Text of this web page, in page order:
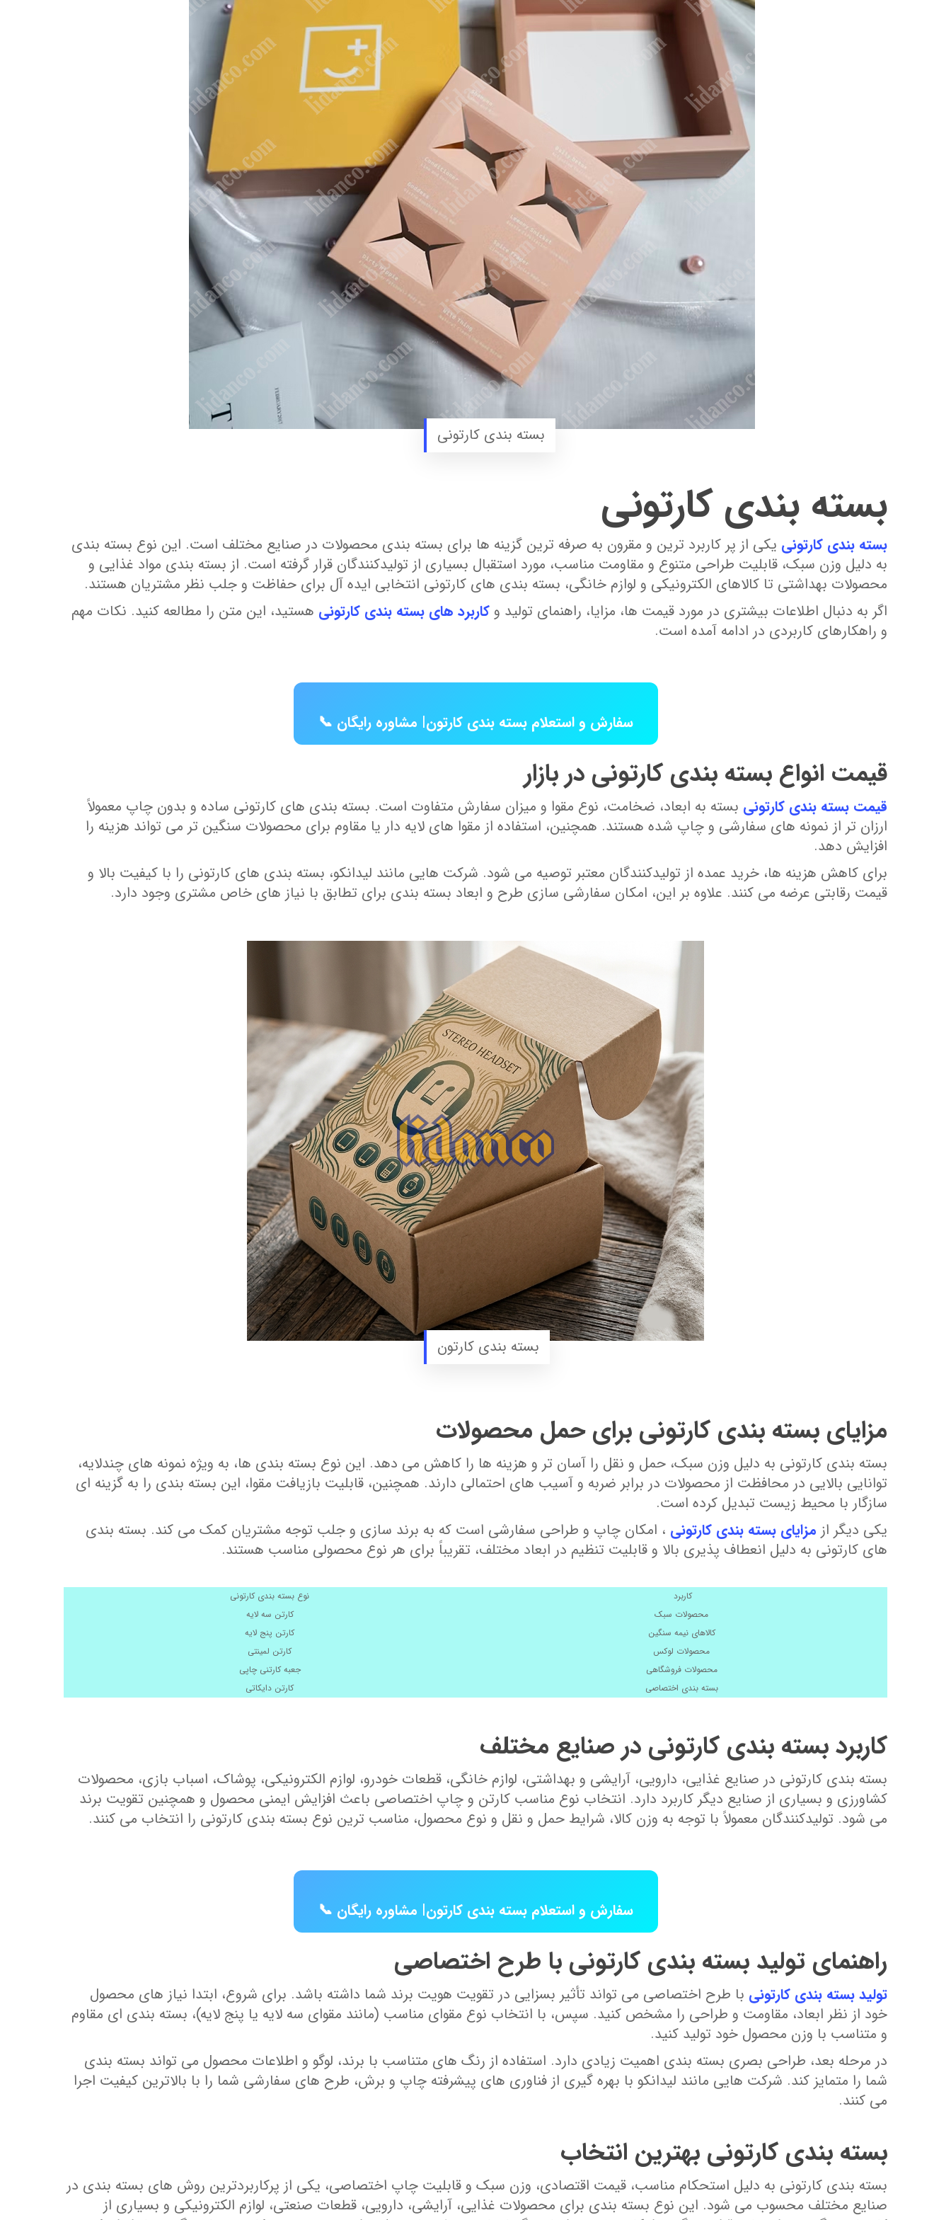
بسته بندی کارتونی
بسته‌ بندی کارتونی
بسته‌ بندی کارتونی یکی از پر کاربرد ترین و مقرون‌ به‌ صرفه‌ ترین گزینه‌ ها برای بسته‌ بندی محصولات در صنایع مختلف است. این نوع بسته‌ بندی
به دلیل وزن سبک، قابلیت طراحی متنوع و مقاومت مناسب، مورد استقبال بسیاری از تولیدکنندگان قرار گرفته است. از بسته‌ بندی مواد غذایی و
محصولات بهداشتی تا کالاهای الکترونیکی و لوازم خانگی، بسته‌ بندی‌ های کارتونی انتخابی ایده آل برای حفاظت و جلب نظر مشتریان هستند.
اگر به دنبال اطلاعات بیشتری در مورد قیمت‌ ها، مزایا، راهنمای تولید و کاربرد های بسته‌ بندی کارتونی هستید، این متن را مطالعه کنید. نکات مهم
و راهکارهای کاربردی در ادامه آمده است.
📞 سفارش و استعلام بسته بندی کارتون| مشاوره رایگان
قیمت انواع بسته‌ بندی کارتونی در بازار
قیمت بسته‌ بندی‌ کارتونی بسته به ابعاد، ضخامت، نوع مقوا و میزان سفارش متفاوت است. بسته‌ بندی‌ های کارتونی ساده و بدون چاپ معمولاً
ارزان‌ تر از نمونه‌ های سفارشی و چاپ ‌شده هستند. همچنین، استفاده از مقوا های لایه‌ دار یا مقاوم برای محصولات سنگین‌ تر می‌ تواند هزینه را
افزایش دهد.
برای کاهش هزینه‌ ها، خرید عمده از تولیدکنندگان معتبر توصیه می‌ شود. شرکت‌ هایی مانند لیدانکو، بسته‌ بندی‌ های کارتونی را با کیفیت بالا و
قیمت رقابتی عرضه می‌ کنند. علاوه بر این، امکان سفارشی ‌سازی طرح و ابعاد بسته‌ بندی برای تطابق با نیاز های خاص مشتری وجود دارد.
بسته بندی کارتون
مزایای بسته‌ بندی کارتونی برای حمل محصولات
بسته‌ بندی کارتونی به دلیل وزن سبک، حمل و نقل را آسان‌ تر و هزینه‌ ها را کاهش می‌ دهد. این نوع بسته‌ بندی‌ ها، به ویژه نمونه‌ های چندلایه،
توانایی بالایی در محافظت از محصولات در برابر ضربه و آسیب‌ های احتمالی دارند. همچنین، قابلیت بازیافت مقوا، این بسته‌ بندی را به گزینه‌ ای
سازگار با محیط‌ زیست تبدیل کرده است.
یکی دیگر از مزایای بسته‌ بندی کارتونی ، امکان چاپ و طراحی سفارشی است که به برند سازی و جلب توجه مشتریان کمک می‌ کند. بسته‌ بندی‌
های کارتونی به دلیل انعطاف ‌پذیری بالا و قابلیت تنظیم در ابعاد مختلف، تقریباً برای هر نوع محصولی مناسب هستند.
نوع بسته بندی کارتونی
کاربرد
کارتن سه لایه
محصولات سبک
کارتن پنج لایه
کالاهای نیمه سنگین
کارتن لمینتی
محصولات لوکس
جعبه کارتنی چاپی
محصولات فروشگاهی
کارتن دایکاتی
بسته بندی اختصاصی
کاربرد بسته بندی کارتونی در صنایع مختلف
بسته بندی کارتونی در صنایع غذایی، دارویی، آرایشی و بهداشتی، لوازم خانگی، قطعات خودرو، لوازم الکترونیکی، پوشاک، اسباب بازی، محصولات
کشاورزی و بسیاری از صنایع دیگر کاربرد دارد. انتخاب نوع مناسب کارتن و چاپ اختصاصی باعث افزایش ایمنی محصول و همچنین تقویت برند
می شود. تولیدکنندگان معمولاً با توجه به وزن کالا، شرایط حمل و نقل و نوع محصول، مناسب ترین نوع بسته بندی کارتونی را انتخاب می کنند.
📞 سفارش و استعلام بسته بندی کارتون| مشاوره رایگان
راهنمای تولید بسته‌ بندی کارتونی با طرح اختصاصی
تولید بسته‌ بندی کارتونی با طرح اختصاصی می‌ تواند تأثیر بسزایی در تقویت هویت برند شما داشته باشد. برای شروع، ابتدا نیاز های محصول
خود از نظر ابعاد، مقاومت و طراحی را مشخص کنید. سپس، با انتخاب نوع مقوای مناسب (مانند مقوای سه ‌لایه یا پنج ‌لایه)، بسته‌ بندی ‌ای مقاوم
و متناسب با وزن محصول خود تولید کنید.
در مرحله بعد، طراحی بصری بسته‌ بندی اهمیت زیادی دارد. استفاده از رنگ‌ های متناسب با برند، لوگو و اطلاعات محصول می‌ تواند بسته‌ بندی
شما را متمایز کند. شرکت‌ هایی مانند لیدانکو با بهره‌ گیری از فناوری‌ های پیشرفته چاپ و برش، طرح‌ های سفارشی شما را با بالاترین کیفیت اجرا
می‌ کنند.
بسته بندی کارتونی بهترین انتخاب
بسته بندی کارتونی به دلیل استحکام مناسب، قیمت اقتصادی، وزن سبک و قابلیت چاپ اختصاصی، یکی از پرکاربردترین روش های بسته بندی در
صنایع مختلف محسوب می شود. این نوع بسته بندی برای محصولات غذایی، آرایشی، دارویی، قطعات صنعتی، لوازم الکترونیکی و بسیاری از